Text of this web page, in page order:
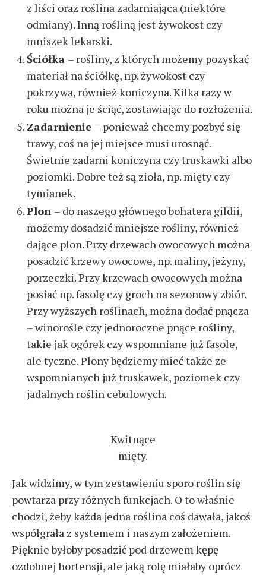
z liści oraz roślina zadarniająca (niektóre
odmiany). Inną rośliną jest żywokost czy
mniszek lekarski.
Ściółka – rośliny, z których możemy pozyskać
materiał na ściółkę, np. żywokost czy
pokrzywa, również koniczyna. Kilka razy w
roku można je ściąć, zostawiając do rozłożenia.
Zadarnienie – ponieważ chcemy pozbyć się
trawy, coś na jej miejsce musi urosnąć.
Świetnie zadarni koniczyna czy truskawki albo
poziomki. Dobre też są zioła, np. mięty czy
tymianek.
Plon – do naszego głównego bohatera gildii,
możemy dosadzić mniejsze rośliny, również
dające plon. Przy drzewach owocowych można
posadzić krzewy owocowe, np. maliny, jeżyny,
porzeczki. Przy krzewach owocowych można
posiać np. fasolę czy groch na sezonowy zbiór.
Przy wyższych roślinach, można dodać pnącza
– winorośle czy jednoroczne pnące rośliny,
takie jak ogórek czy wspomniane już fasole,
ale tyczne. Plony będziemy mieć także ze
wspomnianych już truskawek, poziomek czy
jadalnych roślin cebulowych.
Kwitnące
mięty.
Jak widzimy, w tym zestawieniu sporo roślin się
powtarza przy różnych funkcjach. O to właśnie
chodzi, żeby każda jedna roślina coś dawała, jakoś
współgrała z systemem i naszym założeniem.
Pięknie byłoby posadzić pod drzewem kępę
ozdobnej hortensji, ale jaką rolę miałaby oprócz